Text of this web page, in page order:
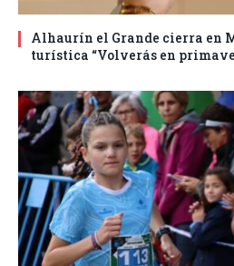
Alhaurín el Grande cierra en
turística “Volverás en